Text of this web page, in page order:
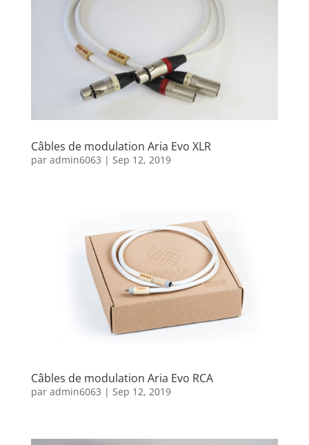
Câbles de modulation Aria Evo XLR
par admin6063 | Sep 12, 2019
Câbles de modulation Aria Evo RCA
par admin6063 | Sep 12, 2019